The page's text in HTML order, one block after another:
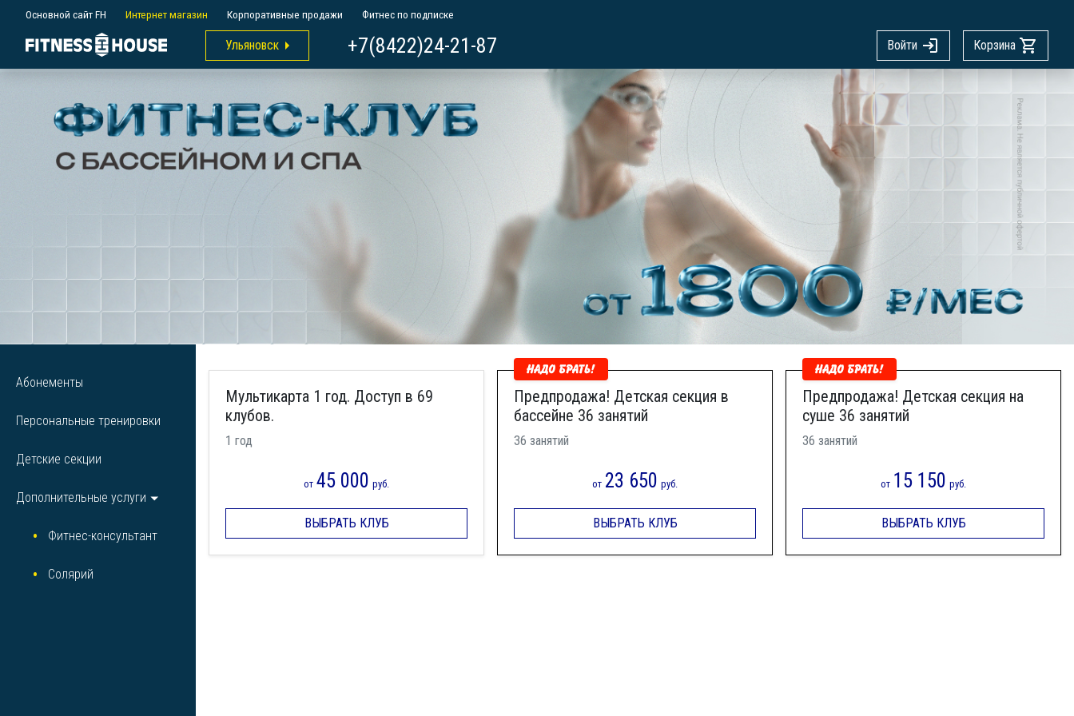
Основной сайт FH Интернет магазин Корпоративные продажи Фитнес по подписке
Ульяновск +7(8422)24-21-87 Войти Корзина
Абонементы
Персональные тренировки
Детские секции
Дополнительные услуги
Фитнес-консультант
Солярий
Мультикарта 1 год. Доступ в 69
клубов.
1 год
от 45 000 руб.
ВЫБРАТЬ КЛУБ
Предпродажа! Детская секция в
бассейне 36 занятий
36 занятий
от 23 650 руб.
ВЫБРАТЬ КЛУБ
Предпродажа! Детская секция на
суше 36 занятий
36 занятий
от 15 150 руб.
ВЫБРАТЬ КЛУБ